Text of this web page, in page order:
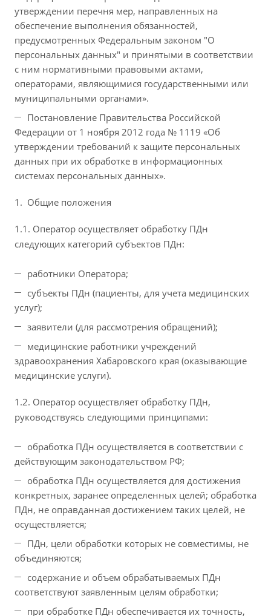
утверждении перечня мер, направленных на
обеспечение выполнения обязанностей,
предусмотренных Федеральным законом "О
персональных данных" и принятыми в соответствии
с ним нормативными правовыми актами,
операторами, являющимися государственными или
муниципальными органами».
Постановление Правительства Российской
Федерации от 1 ноября 2012 года № 1119 «Об
утверждении требований к защите персональных
данных при их обработке в информационных
системах персональных данных».
Общие положения
1.1. Оператор осуществляет обработку ПДн
следующих категорий субъектов ПДн:
работники Оператора;
субъекты ПДн (пациенты, для учета медицинских
услуг);
заявители (для рассмотрения обращений);
медицинские работники учреждений
здравоохранения Хабаровского края (оказывающие
медицинские услуги).
1.2. Оператор осуществляет обработку ПДн,
руководствуясь следующими принципами:
обработка ПДн осуществляется в соответствии с
действующим законодательством РФ;
обработка ПДн осуществляется для достижения
конкретных, заранее определенных целей; обработка
ПДн, не оправданная достижением таких целей, не
осуществляется;
ПДн, цели обработки которых не совместимы, не
объединяются;
содержание и объем обрабатываемых ПДн
соответствуют заявленным целям обработки;
при обработке ПДн обеспечивается их точность,